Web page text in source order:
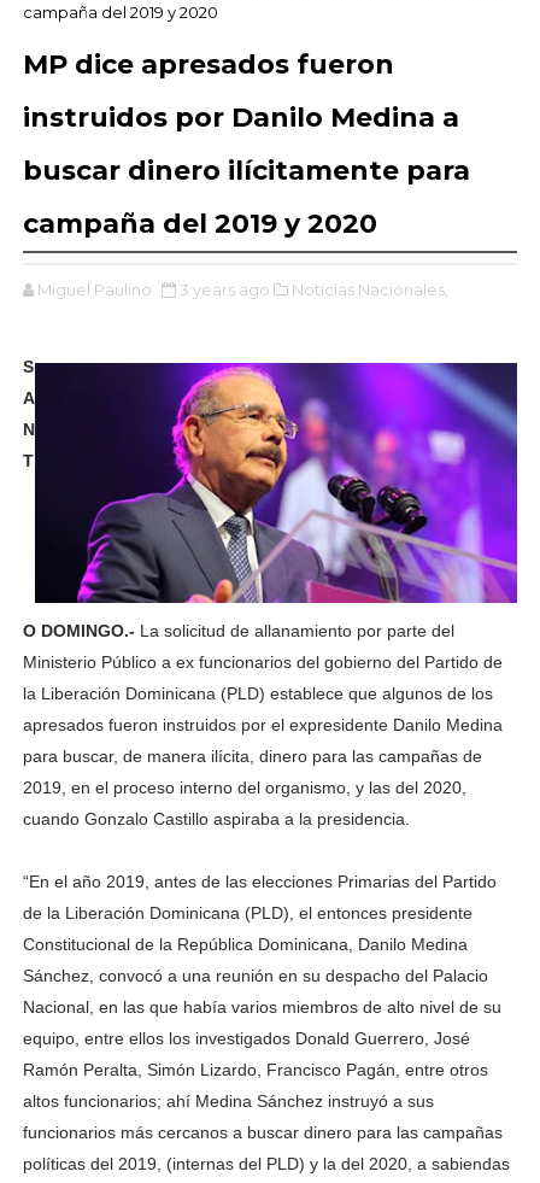
campaña del 2019 y 2020
MP dice apresados fueron
instruidos por Danilo Medina a
buscar dinero ilícitamente para
campaña del 2019 y 2020
Miguel Paulino 3 years ago Noticias Nacionales,
S
A
N
T
O DOMINGO.- La solicitud de allanamiento por parte del
Ministerio Público a ex funcionarios del gobierno del Partido de
la Liberación Dominicana (PLD) establece que algunos de los
apresados fueron instruidos por el expresidente Danilo Medina
para buscar, de manera ilícita, dinero para las campañas de
2019, en el proceso interno del organismo, y las del 2020,
cuando Gonzalo Castillo aspiraba a la presidencia.
“En el año 2019, antes de las elecciones Primarias del Partido
de la Liberación Dominicana (PLD), el entonces presidente
Constitucional de la República Dominicana, Danilo Medina
Sánchez, convocó a una reunión en su despacho del Palacio
Nacional, en las que había varios miembros de alto nivel de su
equipo, entre ellos los investigados Donald Guerrero, José
Ramón Peralta, Simón Lizardo, Francisco Pagán, entre otros
altos funcionarios; ahí Medina Sánchez instruyó a sus
funcionarios más cercanos a buscar dinero para las campañas
políticas del 2019, (internas del PLD) y la del 2020, a sabiendas